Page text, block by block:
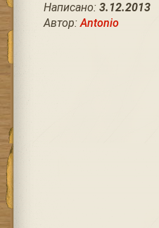
Написано: 3.12.2013
Автор:Antonio